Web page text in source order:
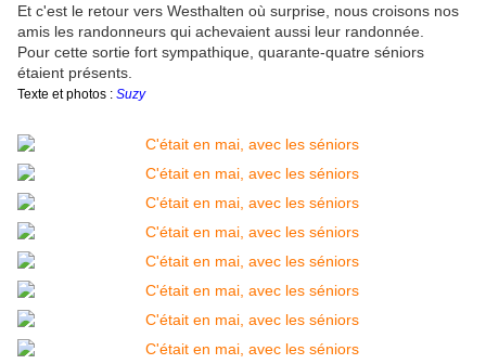
Et c'est le retour vers Westhalten où surprise, nous croisons nos
amis les randonneurs qui achevaient aussi leur randonnée.
Pour cette sortie fort sympathique, quarante-quatre séniors
étaient présents.
Texte et photos : Suzy